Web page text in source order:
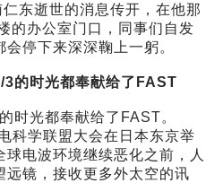
逝世的消息传开，在他那
的办公室门口，同事们自发
停下来深深鞠上一躬。
的时光都奉献给了FAST
光都奉献给了FAST。
学联盟大会在日本东京举
电波环境继续恶化之前，人
远镜，接收更多外太空的讯